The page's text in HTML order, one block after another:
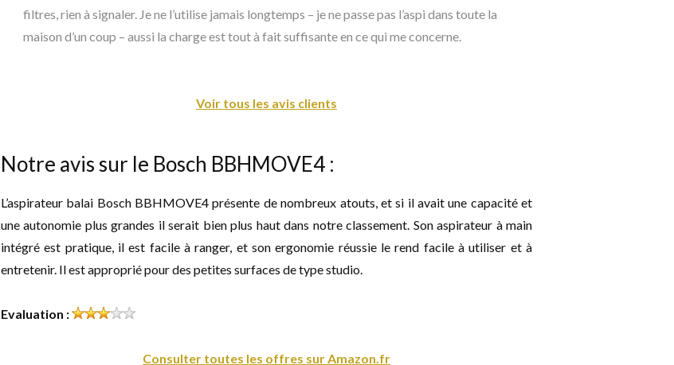
filtres, rien à signaler. Je ne l’utilise jamais longtemps – je ne passe pas l’aspi dans toute la
maison d’un coup – aussi la charge est tout à fait suffisante en ce qui me concerne.
Voir tous les avis clients
Notre avis sur le Bosch BBHMOVE4 :
L’aspirateur balai Bosch BBHMOVE4 présente de nombreux atouts, et si il avait une capacité et
une autonomie plus grandes il serait bien plus haut dans notre classement. Son aspirateur à main
intégré est pratique, il est facile à ranger, et son ergonomie réussie le rend facile à utiliser et à
entretenir. Il est approprié pour des petites surfaces de type studio.
Evaluation :
Consulter toutes les offres sur Amazon.fr